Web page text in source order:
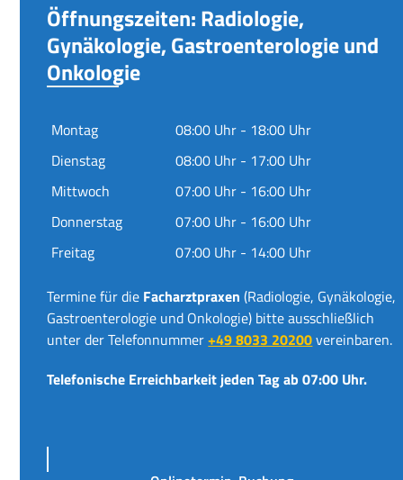
Öffnungszeiten: Radiologie,
Gynäkologie, Gastroenterologie und
Onkologie
Montag
08:00 Uhr - 18:00 Uhr
Dienstag
08:00 Uhr - 17:00 Uhr
Mittwoch
07:00 Uhr - 16:00 Uhr
Donnerstag
07:00 Uhr - 16:00 Uhr
Freitag
07:00 Uhr - 14:00 Uhr
Termine für die Facharztpraxen (Radiologie, Gynäkologie,
Gastroenterologie und Onkologie) bitte ausschließlich
unter der Telefonnummer+49 8033 20200vereinbaren.
Telefonische Erreichbarkeit jeden Tag ab 07:00 Uhr.